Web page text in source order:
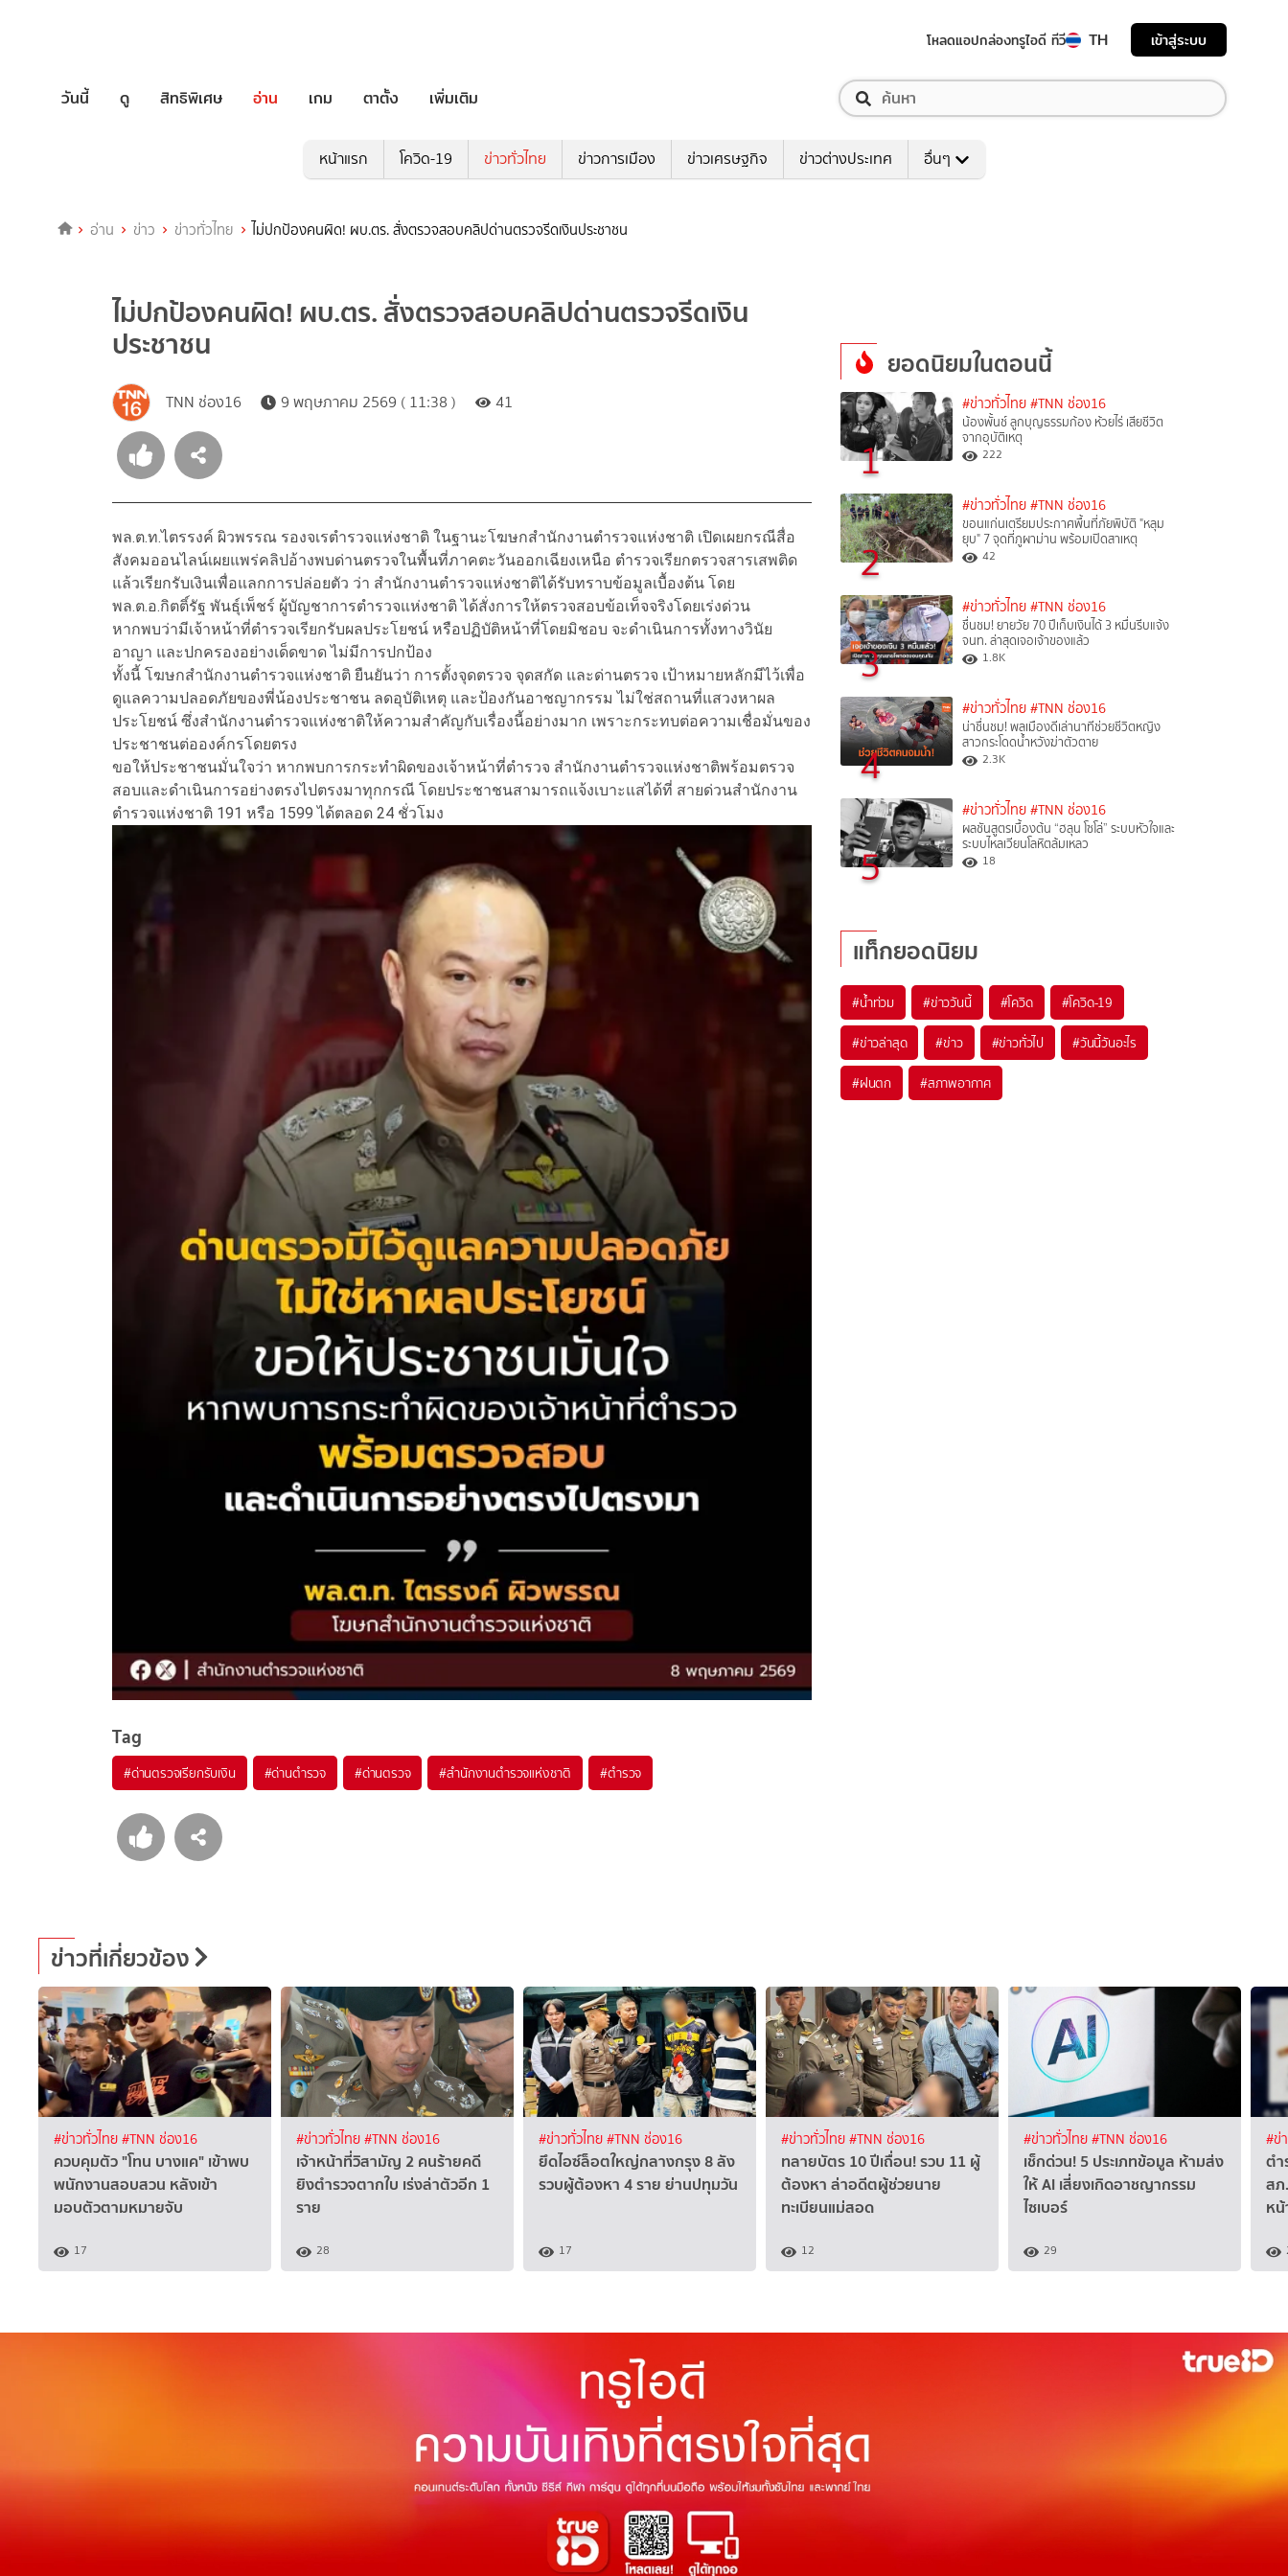
โหลดแอปกล่องทรูไอดี ทีวี TH เข้าสู่ระบบ
วันนี้ ดู สิทธิพิเศษ อ่าน เกม ตาตั้ง เพิ่มเติม
หน้าแรก โควิด-19 ข่าวทั่วไทย ข่าวการเมือง ข่าวเศรษฐกิจ ข่าวต่างประเทศ อื่นๆ
อ่าน ข่าว ข่าวทั่วไทย ไม่ปกป้องคนผิด! ผบ.ตร. สั่งตรวจสอบคลิปด่านตรวจรีดเงินประชาชน
ไม่ปกป้องคนผิด! ผบ.ตร. สั่งตรวจสอบคลิปด่านตรวจรีดเงิน
ประชาชน
TNN ช่อง16 9 พฤษภาคม 2569 ( 11:38 ) 41
พล.ต.ท.ไตรรงค์ ผิวพรรณ รองจเรตำรวจแห่งชาติ ในฐานะโฆษกสำนักงานตำรวจแห่งชาติ เปิดเผยกรณีสื่อ
สังคมออนไลน์เผยแพร่คลิปอ้างพบด่านตรวจในพื้นที่ภาคตะวันออกเฉียงเหนือ ตำรวจเรียกตรวจสารเสพติด
แล้วเรียกรับเงินเพื่อแลกการปล่อยตัว ว่า สำนักงานตำรวจแห่งชาติได้รับทราบข้อมูลเบื้องต้น โดย
พล.ต.อ.กิตติ์รัฐ พันธุ์เพ็ชร์ ผู้บัญชาการตำรวจแห่งชาติ ได้สั่งการให้ตรวจสอบข้อเท็จจริงโดยเร่งด่วน
หากพบว่ามีเจ้าหน้าที่ตำรวจเรียกรับผลประโยชน์ หรือปฏิบัติหน้าที่โดยมิชอบ จะดำเนินการทั้งทางวินัย
อาญา และปกครองอย่างเด็ดขาด ไม่มีการปกป้อง
ทั้งนี้ โฆษกสำนักงานตำรวจแห่งชาติ ยืนยันว่า การตั้งจุดตรวจ จุดสกัด และด่านตรวจ เป้าหมายหลักมีไว้เพื่อ
ดูแลความปลอดภัยของพี่น้องประชาชน ลดอุบัติเหตุ และป้องกันอาชญากรรม ไม่ใช่สถานที่แสวงหาผล
ประโยชน์ ซึ่งสำนักงานตำรวจแห่งชาติให้ความสำคัญกับเรื่องนี้อย่างมาก เพราะกระทบต่อความเชื่อมั่นของ
ประชาชนต่อองค์กรโดยตรง
ขอให้ประชาชนมั่นใจว่า หากพบการกระทำผิดของเจ้าหน้าที่ตำรวจ สำนักงานตำรวจแห่งชาติพร้อมตรวจ
สอบและดำเนินการอย่างตรงไปตรงมาทุกกรณี โดยประชาชนสามารถแจ้งเบาะแสได้ที่ สายด่วนสำนักงาน
ตำรวจแห่งชาติ 191 หรือ 1599 ได้ตลอด 24 ชั่วโมง
Tag
#ด่านตรวจเรียกรับเงิน #ด่านตำรวจ #ด่านตรวจ #สำนักงานตำรวจแห่งชาติ #ตำรวจ
ยอดนิยมในตอนนี้
1
#ข่าวทั่วไทย #TNN ช่อง16
น้องพั้นช์ ลูกบุญธรรมก้อง ห้วยไร่ เสียชีวิต
จากอุบัติเหตุ
222
2
#ข่าวทั่วไทย #TNN ช่อง16
ขอนแก่นเตรียมประกาศพื้นที่ภัยพิบัติ "หลุม
ยุบ" 7 จุดที่ภูผาม่าน พร้อมเปิดสาเหตุ
42
3
#ข่าวทั่วไทย #TNN ช่อง16
ชื่นชม! ยายวัย 70 ปีเก็บเงินได้ 3 หมื่นรีบแจ้ง
จนท. ล่าสุดเจอเจ้าของแล้ว
1.8K
4
#ข่าวทั่วไทย #TNN ช่อง16
น่าชื่นชม! พลเมืองดีเล่านาทีช่วยชีวิตหญิง
สาวกระโดดน้ำหวังฆ่าตัวตาย
2.3K
5
#ข่าวทั่วไทย #TNN ช่อง16
ผลชันสูตรเบื้องต้น “ฮลุน โซโล่” ระบบหัวใจและ
ระบบไหลเวียนโลหิตล้มเหลว
18
แท็กยอดนิยม
#น้ำท่วม #ข่าววันนี้ #โควิด #โควิด-19
#ข่าวล่าสุด #ข่าว #ข่าวทั่วไป #วันนี้วันอะไร
#ฝนตก #สภาพอากาศ
ข่าวที่เกี่ยวข้อง
#ข่าวทั่วไทย#TNN ช่อง16
ควบคุมตัว "โทน บางแค" เข้าพบ
พนักงานสอบสวน หลังเข้า
มอบตัวตามหมายจับ
17
#ข่าวทั่วไทย#TNN ช่อง16
เจ้าหน้าที่วิสามัญ 2 คนร้ายคดี
ยิงตำรวจตากใบ เร่งล่าตัวอีก 1
ราย
28
#ข่าวทั่วไทย#TNN ช่อง16
ยึดไอซ์ล็อตใหญ่กลางกรุง 8 ลัง
รวบผู้ต้องหา 4 ราย ย่านปทุมวัน
17
#ข่าวทั่วไทย#TNN ช่อง16
ทลายบัตร 10 ปีเถื่อน! รวบ 11 ผู้
ต้องหา ล่าอดีตผู้ช่วยนาย
ทะเบียนแม่สอด
12
#ข่าวทั่วไทย#TNN ช่อง16
เช็กด่วน! 5 ประเภทข้อมูล ห้ามส่ง
ให้ AI เสี่ยงเกิดอาชญากรรม
ไซเบอร์
29
#ข่
ตำ
ส
ห